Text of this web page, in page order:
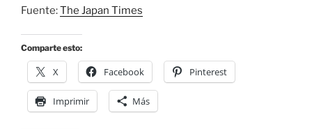
Fuente:The Japan Times
Comparte esto:
X Facebook Pinterest
Imprimir Más